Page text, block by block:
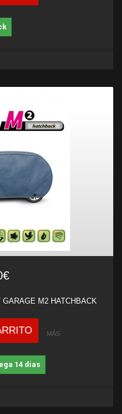
GARAGE M2 HATCHBACK
MÁS
14 dias